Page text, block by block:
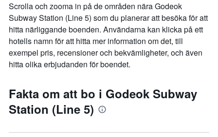
Scrolla och zooma in på de områden nära Godeok
Subway Station (Line 5) som du planerar att besöka för att
hitta närliggande boenden. Användarna kan klicka på ett
hotells namn för att hitta mer information om det, till
exempel pris, recensioner och bekvämligheter, och även
hitta olika erbjudanden för boendet.
Fakta om att bo i Godeok Subway
Station (Line 5)